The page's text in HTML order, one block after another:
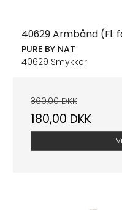
40629 Armbånd (Fl.
PURE BY NAT
40629 Smykker
360,00 DKK
180,00 DKK